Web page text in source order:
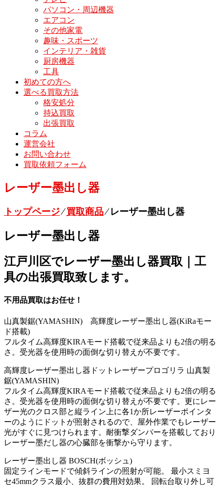
パソコン・周辺機器
エアコン
その他家電
趣味・スポーツ
インテリア・雑貨
厨房機器
工具
初めての方へ
選べる買取方法
格安処分
持込買取
出張買取
コラム
運営会社
お問い合わせ
買取依頼フォーム
レーザー墨出し器
トップページ⁄買取商品⁄レーザー墨出し器
レーザー墨出し器
江戸川区でレーザー墨出し器買取｜工
具の出張買取致します。
不用品買取はお任せ！
山真製鋸(YAMASHIN) 高輝度レーザー墨出し器(KiRaモー
ド搭載)
フルタイム高輝度KIRAモード搭載で従来品よりも2倍の明る
さ。受光器を使用時の面倒な切り替えが不要です。
高輝度レーザー墨出し器ドットレーザープロゴリラ 山真製
鋸(YAMASHIN)
フルタイム高輝度KIRAモード搭載で従来品よりも2倍の明る
さ。受光器を使用時の面倒な切り替えが不要です。更にレー
ザー光のクロス部と縦ライン上に各1か所レーザーポインタ
ーのようにドットが照射されるので、屋外作業でもレーザー
光がすぐに見つけられます。耐衝撃ダンパーを搭載しており
レーザー墨だし器の心臓部を衝撃から守ります。
レーザー墨出し器 BOSCH(ボッシュ)
固定ラインモードで傾斜ラインの照射が可能。 最小スミヨ
セ45mmクラス最小、抜群の費用対効果。 回転台取り外し可